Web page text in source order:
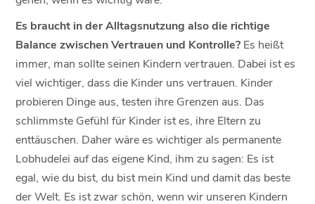
Es braucht in der Alltagsnutzung also die richtige
Balance zwischen Vertrauen und Kontrolle? Es heißt
immer, man sollte seinen Kindern vertrauen. Dabei ist es
viel wichtiger, dass die Kinder uns vertrauen. Kinder
probieren Dinge aus, testen ihre Grenzen aus. Das
schlimmste Gefühl für Kinder ist es, ihre Eltern zu
enttäuschen. Daher wäre es wichtiger als permanente
Lobhudelei auf das eigene Kind, ihm zu sagen: Es ist
egal, wie du bist, du bist mein Kind und damit das beste
der Welt. Es ist zwar schön, wenn wir unseren Kindern